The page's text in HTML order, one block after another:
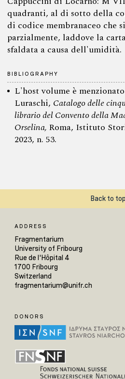
quadranti, al di sotto della
di codice membranaceo che
parzialmente, laddove la
sfaldata a causa dell'umidità.
BIBLIOGRAPHY
L'host volume è
Luraschi, Catalogo delle
librario del Convento della
Orselina, Roma, Istituto
2023, n. 53.
Back to top
ADDRESS
Fragmentarium
University of Fribourg
Rue de l'Hôpital 4
1700 Fribourg
Switzerland
fragmentarium@unifr.ch
DONORS